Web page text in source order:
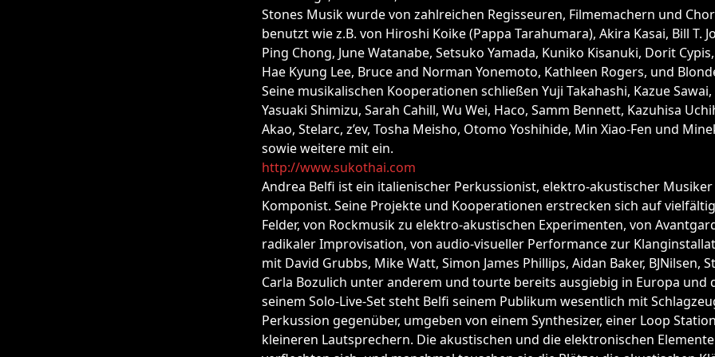
Stones Musik wurde von zahlreichen Regisseuren, Filmemachern und
benutzt wie z.B. von Hiroshi Koike (Pappa Tarahumara), Akira Kasai, Bill T.
Ping Chong, June Watanabe, Setsuko Yamada, Kuniko Kisanuki, Dorit
Hae Kyung Lee, Bruce and Norman Yonemoto, Kathleen Rogers, und
Seine musikalischen Kooperationen schließen Yuji Takahashi, Kazue Sawai,
Yasuaki Shimizu, Sarah Cahill, Wu Wei, Haco, Samm Bennett, Kazuhisa
Akao, Stelarc, z’ev, Tosha Meisho, Otomo Yoshihide, Min Xiao-Fen und
sowie weitere mit ein.
http://www.sukothai.com
Andrea Belfi ist ein italienischer Perkussionist, elektro-akustischer
Komponist. Seine Projekte und Kooperationen erstrecken sich auf
Felder, von Rockmusik zu elektro-akustischen Experimenten, von
radikaler Improvisation, von audio-visueller Performance zur
mit David Grubbs, Mike Watt, Simon James Phillips, Aidan Baker, BJNilsen,
Carla Bozulich unter anderem und tourte bereits ausgiebig in Europa und
seinem Solo-Live-Set steht Belfi seinem Publikum wesentlich mit
Perkussion gegenüber, umgeben von einem Synthesizer, einer Loop
kleineren Lautsprechern. Die akustischen und die elektronischen